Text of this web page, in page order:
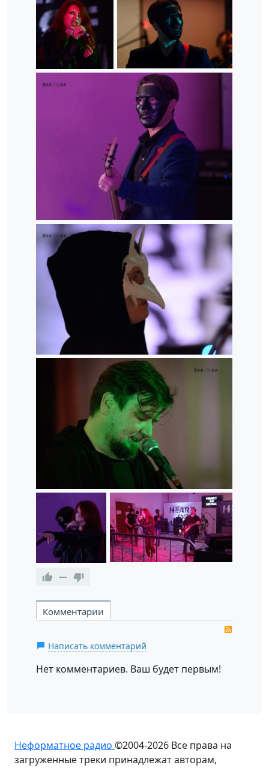
—
Комментарии
Написать комментарий
Нет комментариев. Ваш будет первым!
Неформатное радио ©2004-2026 Все права на
загруженные треки принадлежат авторам,